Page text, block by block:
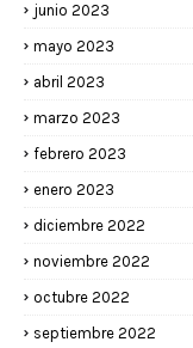
junio 2023
mayo 2023
abril 2023
marzo 2023
febrero 2023
enero 2023
diciembre 2022
noviembre 2022
octubre 2022
septiembre 2022